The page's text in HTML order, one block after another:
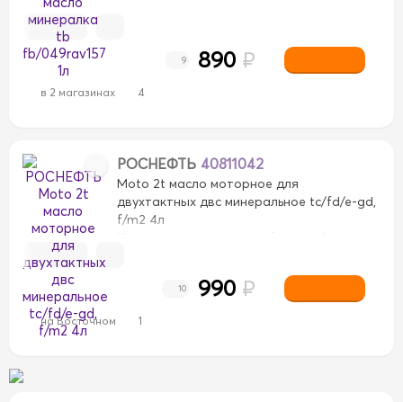
в 2 магазинах 4
9 890 ₽
РОСНЕФТЬ 40811042
Moto 2t масло моторное для
двухтактных двс минеральное tc/fd/e-gd,
f/m2 4л
на Восточном 1
10 990 ₽